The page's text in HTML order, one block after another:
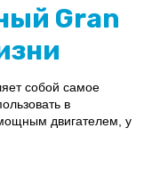
Gran
собой самое
в
двигателем, у